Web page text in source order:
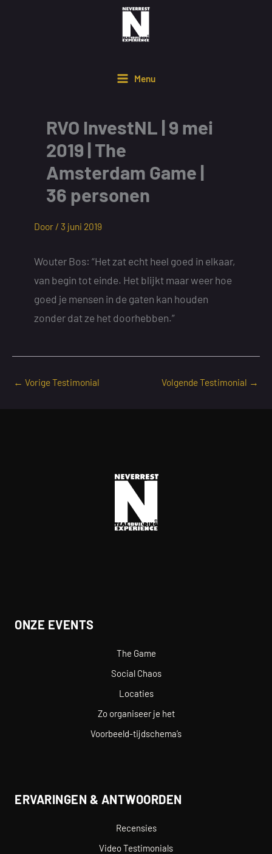
Menu
RVO InvestNL | 9 mei
2019 | The
Amsterdam Game |
36 personen
Door / 3 juni 2019
Wouter Bos: “Het zat echt heel goed in elkaar,
van begin tot einde. Het blijkt maar weer hoe
goed je mensen in de gaten kan houden
zonder dat ze het doorhebben.”
← Vorige Testimonial Volgende Testimonial →
ONZE EVENTS
The Game
Social Chaos
Locaties
Zo organiseer je het
Voorbeeld-tijdschema’s
ERVARINGEN & ANTWOORDEN
Recensies
Video Testimonials